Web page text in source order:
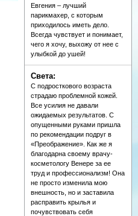
Евгения – лучший
парикмахер, с которым
приходилось иметь дело.
Всегда чувствует и понимает,
чего я хочу, выхожу от нее с
улыбкой до ушей!
Света:
С подросткового возраста
страдаю проблемной кожей.
Все усилия не давали
ожидаемых результатов. С
опущенными руками пришла
по рекомендации подруг в
«Преображение». Как же я
благодарна своему врачу-
косметологу Венере за ее
труд и профессионализм! Она
не просто изменила мою
внешность, но и заставила
расправить крылья и
почувствовать себя